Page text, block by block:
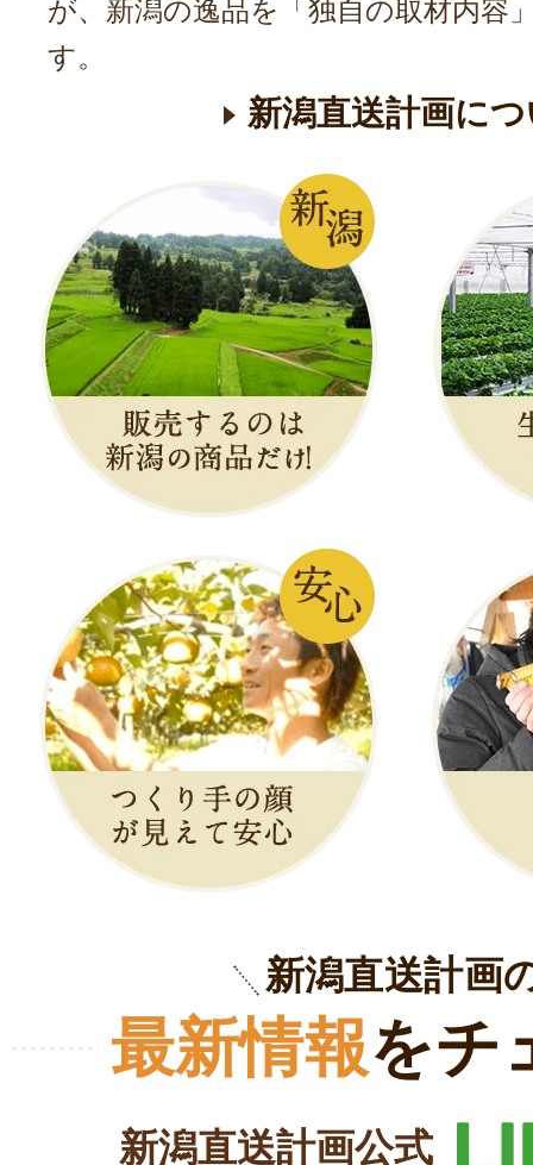
が、新潟の逸品を「独自の取材内容
す。
新潟直送計画に
新潟直送計画
最新情報をチ
新潟直送計画公式